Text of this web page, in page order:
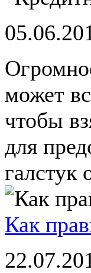
может
чтобы
для
галстук
Как